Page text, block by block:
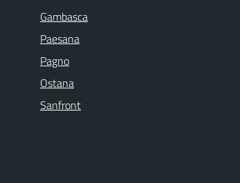
Gambasca
Paesana
Pagno
Ostana
Sanfront